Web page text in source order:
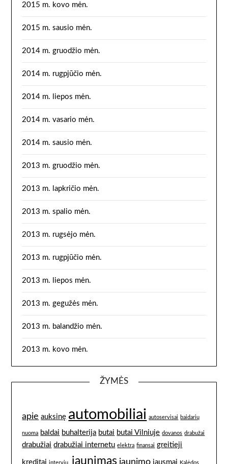
2015 m. kovo mėn.
2015 m. sausio mėn.
2014 m. gruodžio mėn.
2014 m. rugpjūčio mėn.
2014 m. liepos mėn.
2014 m. vasario mėn.
2014 m. sausio mėn.
2013 m. gruodžio mėn.
2013 m. lapkričio mėn.
2013 m. spalio mėn.
2013 m. rugsėjo mėn.
2013 m. rugpjūčio mėn.
2013 m. liepos mėn.
2013 m. gegužės mėn.
2013 m. balandžio mėn.
2013 m. kovo mėn.
ŽYMĖS
apie auksinę automobiliai autoservisai baidarių
nuoma baldai buhalterija butai butai Vilniuje dovanos drabužai
drabužiai drabužiai internetu elektra finansai greitieji
kreditai interviu. jaunimas jaunimo jausmai Kalėdos